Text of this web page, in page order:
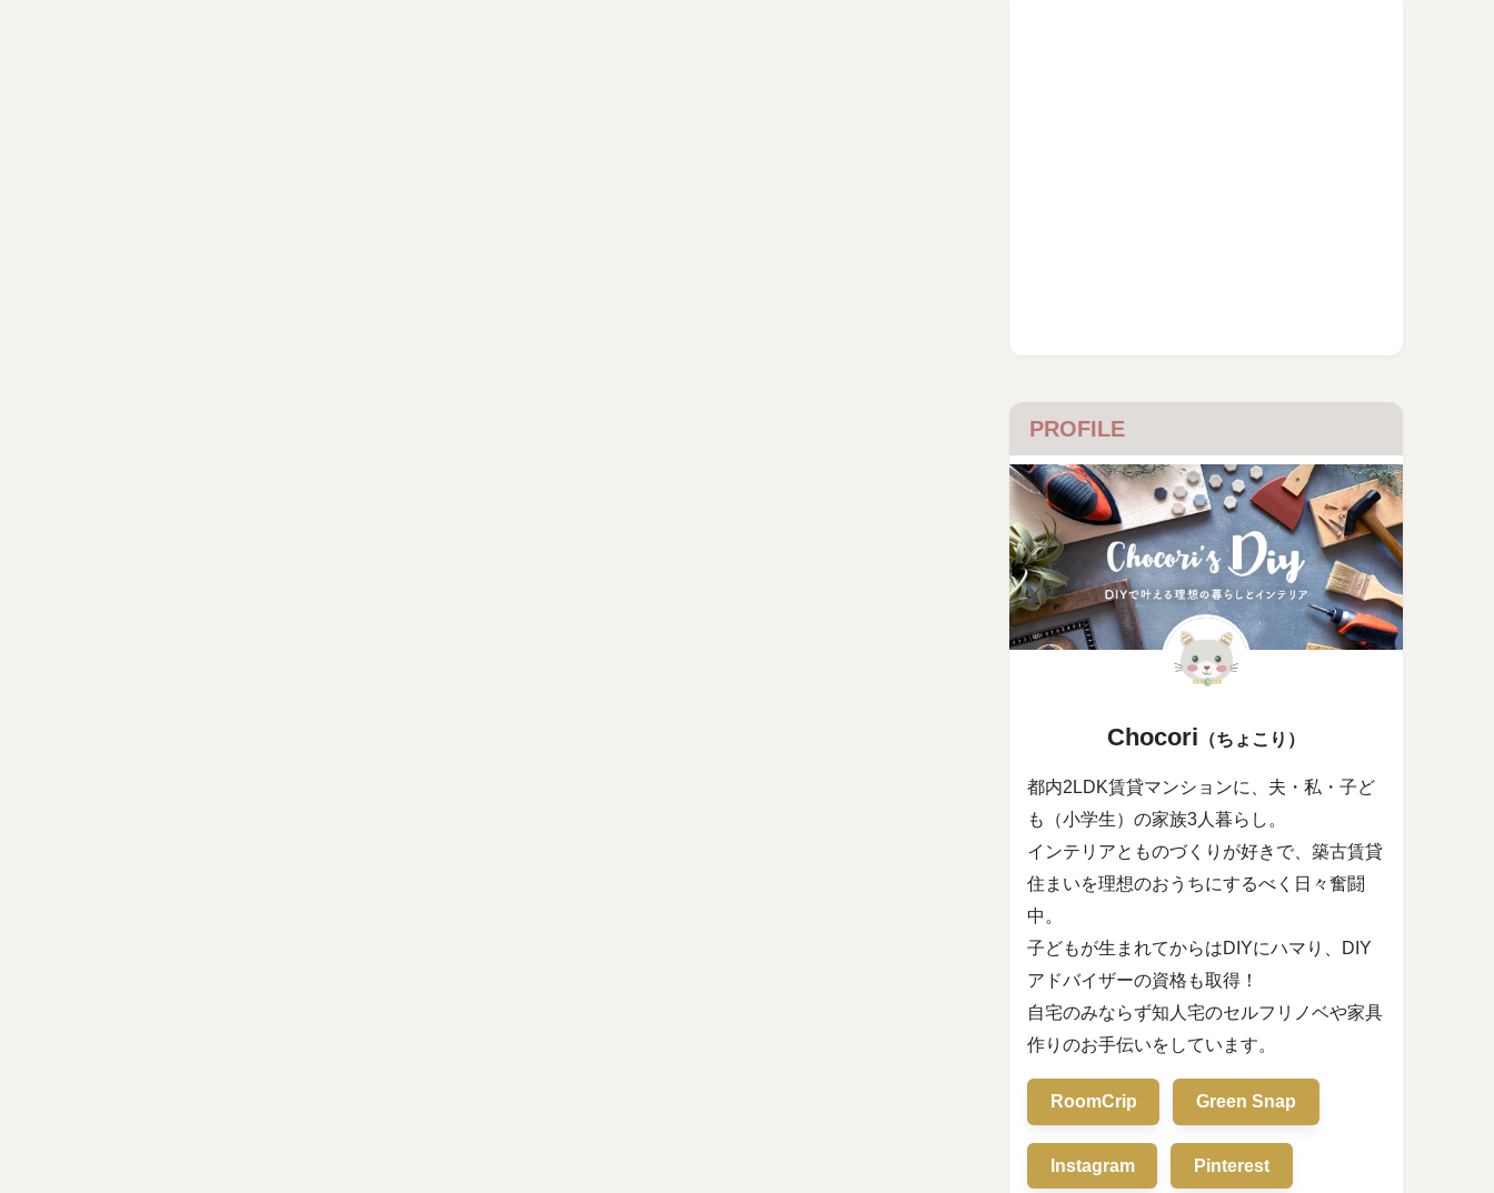
PROFILE
Chocori （ちょこり）
都内2LDK賃貸マンションに、夫・私・子ど
も（小学生）の家族3人暮らし。
インテリアとものづくりが好きで、築古賃貸
住まいを理想のおうちにするべく日々奮闘
中。
子どもが生まれてからはDIYにハマり、DIY
アドバイザーの資格も取得！
自宅のみならず知人宅のセルフリノベや家具
作りのお手伝いをしています。
RoomCrip Green Snap
Instagram Pinterest